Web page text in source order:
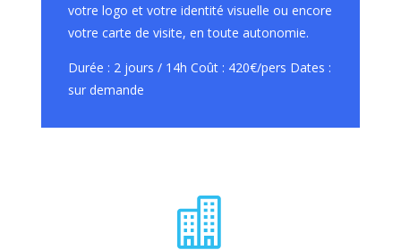
votre logo et votre identité visuelle ou encore
votre carte de visite, en toute autonomie.
Durée : 2 jours / 14h Coût : 420€/pers Dates :
sur demande
